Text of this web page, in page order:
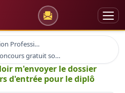
Orientation Professionnelle
Concours gratuit sociaux et santé
m'envoyer le dossier
d'entrée pour le diplô